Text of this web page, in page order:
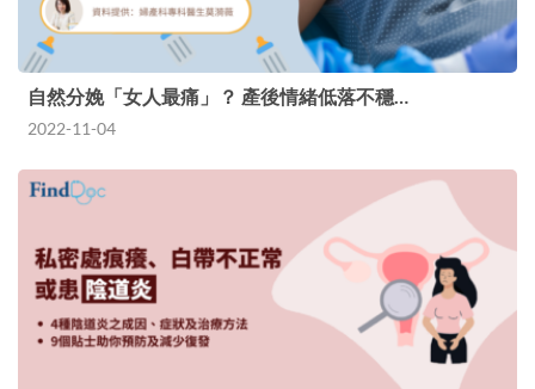
自然分娩「女人最痛」？ 產後情緒低落不穩…
2022-11-04